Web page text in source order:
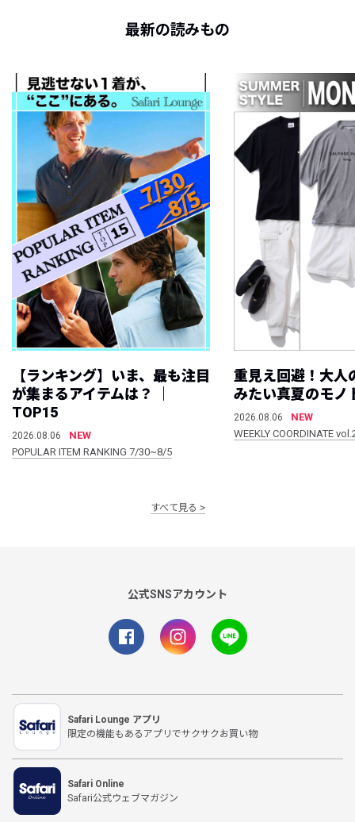
最新の読みもの
【ランキング】いま、最も注目
が集まるアイテムは？ ｜
TOP15
2026.08.06
NEW
POPULAR ITEM RANKING 7/30~8/5
重見え回避！大人
みたい真夏のモノ
2026.08.06
NEW
WEEKLY COORDINATE
すべて見る
公式SNSアカウント
Safari Lounge アプリ
限定の機能もあるアプリでサクサクお買い物
Safari Online
Safari公式ウェブマガジン